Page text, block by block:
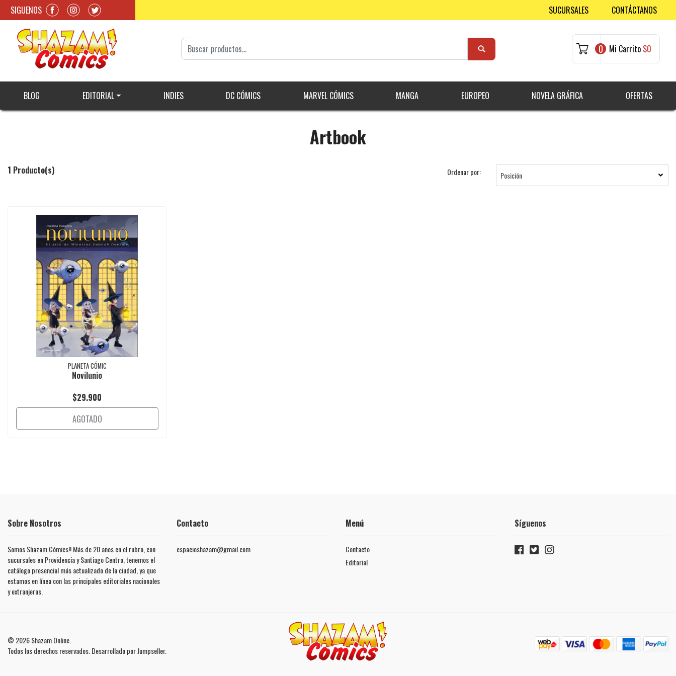
SIGUENOS SUCURSALES CONTÁCTANOS
0 Mi Carrito $0
BLOG EDITORIAL INDIES DC CÓMICS MARVEL CÓMICS MANGA EUROPEO NOVELA GRÁFICA OFERTAS
Artbook
1 Producto(s) Ordenar por:
PLANETA CÓMIC
Novilunio
$29.900
AGOTADO
Sobre Nosotros
Somos Shazam Cómics!! Más de 20 años en el rubro, con
sucursales en Providencia y Santiago Centro, tenemos el
catálogo presencial más actualizado de la ciudad, ya que
estamos en línea con las principales editoriales nacionales
y extranjeras.
Contacto
espacioshazam@gmail.com
Menú
Contacto
Editorial
Síguenos
© 2026 Shazam Online.
Todos los derechos reservados. Desarrollado por Jumpseller.